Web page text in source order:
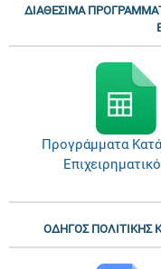
ΔΙΑΘΕΣΙΜΑ
Προγράμματα
ΟΔΗΓΟΣ ΠΟΛΙΤΙΚΗΣ